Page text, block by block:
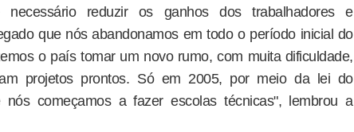
reduzir os ganhos dos trabalhadores e
que nós abandonamos em todo o período inicial do
o país tomar um novo rumo, com muita dificuldade,
projetos prontos. Só em 2005, por meio da lei do
nós começamos a fazer escolas técnicas", lembrou a